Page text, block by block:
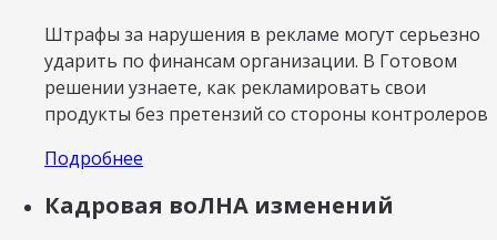
Штрафы за нарушения в рекламе могут серьезно
ударить по финансам организации. В Готовом
решении узнаете, как рекламировать свои
продукты без претензий со стороны контролеров
Подробнее
Кадровая воЛНА изменений